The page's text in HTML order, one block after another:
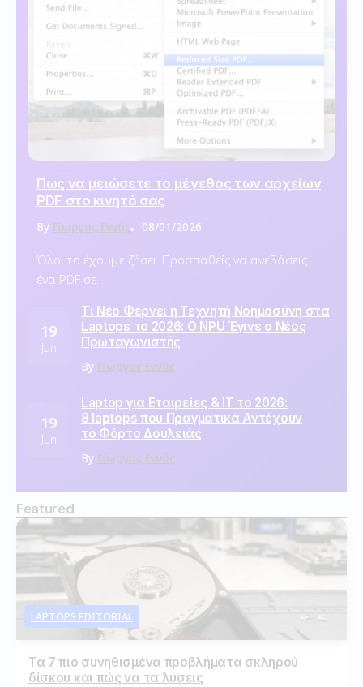
Πως να μειώσετε το μέγεθος των αρχείων
PDF στο κινητό σας
By Γίωργος Εννάς 08/01/2026
Όλοι το έχουμε ζήσει. Προσπαθείς να ανεβάσεις
ένα PDF σε...
19
Jun
Τι Νέο Φέρνει η Τεχνητή Νοημοσύνη στα
Laptops το 2026: Ο NPU Έγινε ο Νέος
Πρωταγωνιστής
By Γίωργος Εννάς
19
Jun
Laptop για Εταιρείες & IT το 2026:
8 laptops που Πραγματικά Αντέχουν
το Φόρτο Δουλειάς
By Γίωργος Εννάς
Featured
LAPTOPS EDITORIAL
Τα 7 πιο συνηθισμένα προβλήματα σκληρού
δίσκου και πώς να τα λύσεις